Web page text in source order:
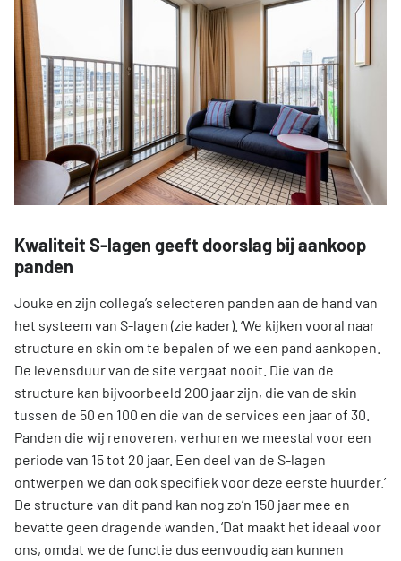
Kwaliteit S-lagen geeft doorslag bij aankoop
panden
Jouke en zijn collega’s selecteren panden aan de hand van
het systeem van S-lagen (zie kader). ‘We kijken vooral naar
structure en skin om te bepalen of we een pand aankopen.
De levensduur van de site vergaat nooit. Die van de
structure kan bijvoorbeeld 200 jaar zijn, die van de skin
tussen de 50 en 100 en die van de services een jaar of 30.
Panden die wij renoveren, verhuren we meestal voor een
periode van 15 tot 20 jaar. Een deel van de S-lagen
ontwerpen we dan ook specifiek voor deze eerste huurder.’
De structure van dit pand kan nog zo’n 150 jaar mee en
bevatte geen dragende wanden. ‘Dat maakt het ideaal voor
ons, omdat we de functie dus eenvoudig aan kunnen